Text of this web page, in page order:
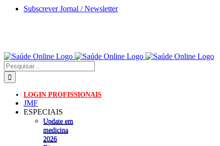
Skip
Subscrever Jornal / Newsletter
Pesquisar
LOGIN PROFISSIONAIS
JMF
ESPECIAIS
Update em
medicina
2026